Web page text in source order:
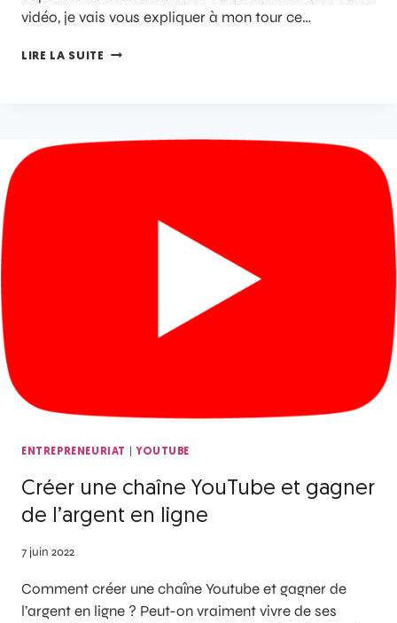
vidéo, je vais vous expliquer à mon tour ce…
LIRE LA SUITE
ENTREPRENEURIAT | YOUTUBE
Créer une chaîne YouTube et gagner
de l’argent en ligne
7 juin 2022
Comment créer une chaîne Youtube et gagner de
l’argent en ligne ? Peut-on vraiment vivre de ses